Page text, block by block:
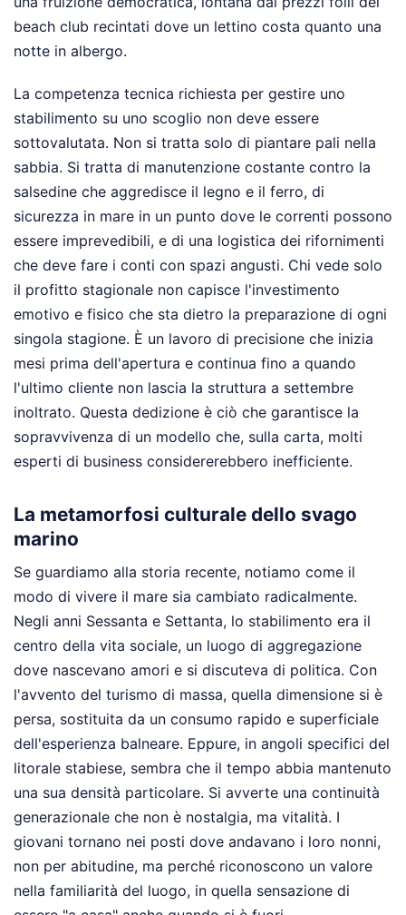
beach club recintati dove un lettino costa quanto una
notte in albergo.
La competenza tecnica richiesta per gestire uno
stabilimento su uno scoglio non deve essere
sottovalutata. Non si tratta solo di piantare pali nella
sabbia. Si tratta di manutenzione costante contro la
salsedine che aggredisce il legno e il ferro, di
sicurezza in mare in un punto dove le correnti possono
essere imprevedibili, e di una logistica dei rifornimenti
che deve fare i conti con spazi angusti. Chi vede solo
il profitto stagionale non capisce l'investimento
emotivo e fisico che sta dietro la preparazione di ogni
singola stagione. È un lavoro di precisione che inizia
mesi prima dell'apertura e continua fino a quando
l'ultimo cliente non lascia la struttura a settembre
inoltrato. Questa dedizione è ciò che garantisce la
sopravvivenza di un modello che, sulla carta, molti
esperti di business considererebbero inefficiente.
La metamorfosi culturale dello svago
marino
Se guardiamo alla storia recente, notiamo come il
modo di vivere il mare sia cambiato radicalmente.
Negli anni Sessanta e Settanta, lo stabilimento era il
centro della vita sociale, un luogo di aggregazione
dove nascevano amori e si discuteva di politica. Con
l'avvento del turismo di massa, quella dimensione si è
persa, sostituita da un consumo rapido e superficiale
dell'esperienza balneare. Eppure, in angoli specifici del
litorale stabiese, sembra che il tempo abbia mantenuto
una sua densità particolare. Si avverte una continuità
generazionale che non è nostalgia, ma vitalità. I
giovani tornano nei posti dove andavano i loro nonni,
non per abitudine, ma perché riconoscono un valore
nella familiarità del luogo, in quella sensazione di